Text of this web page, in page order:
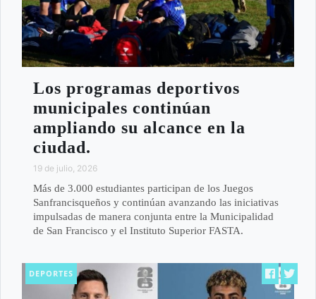
Los programas deportivos
municipales continúan
ampliando su alcance en la
ciudad.
19 de julio, 2026
Más de 3.000 estudiantes participan de los Juegos
Sanfrancisqueños y continúan avanzando las iniciativas
impulsadas de manera conjunta entre la Municipalidad
de San Francisco y el Instituto Superior FASTA.
DEPORTES